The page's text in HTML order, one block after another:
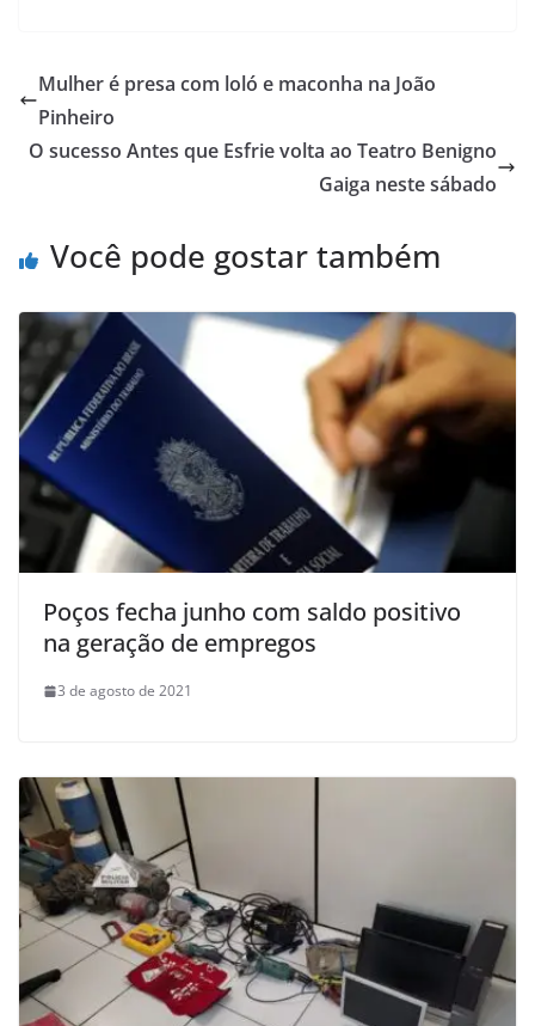
Mulher é presa com loló e maconha na João
Pinheiro
O sucesso Antes que Esfrie volta ao Teatro Benigno
Gaiga neste sábado
Você pode gostar também
Poços fecha junho com saldo positivo
na geração de empregos
3 de agosto de 2021